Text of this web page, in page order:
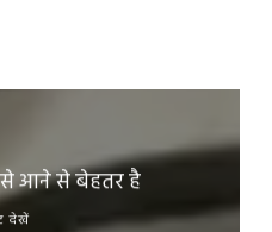
आने से बेहतर है
देखें